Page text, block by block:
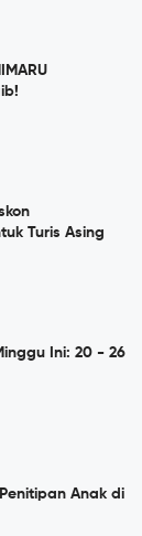
Turis Asing
Ini: 20 - 26
Anak di